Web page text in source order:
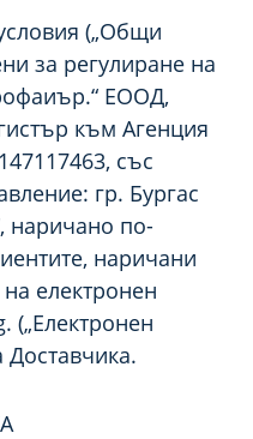
(„Общи
за регулиране на
ЕООД,
към Агенция
със
гр. Бургас
наричано по-
наричани
електронен
(„Електронен
Доставчика.